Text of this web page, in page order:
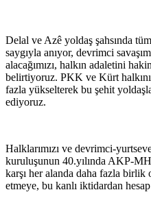
Delal ve Azê yoldaş şahsında
saygıyla anıyor, devrimci
alacağımızı, halkın adaletini
belirtiyoruz. PKK ve Kürt
fazla yükselterek bu şehit
ediyoruz.
Halklarımızı ve devrimci-
kuruluşunun 40.yılında AKP-
karşı her alanda daha fazla
etmeye, bu kanlı iktidardan